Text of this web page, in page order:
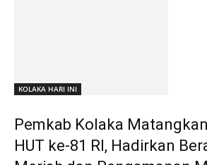
KOLAKA HARI INI
Pemkab Kolaka
HUT ke-81 RI, Hadirkan